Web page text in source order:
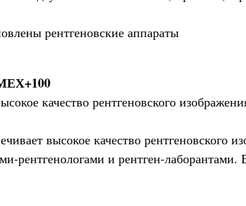
рентгеновские аппараты
качество рентгеновского
высокое качество рентгеновского
рентгенологами и рентген-лаборантами.